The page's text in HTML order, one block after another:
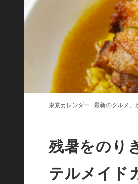
東京カレンダー | 最新のグルメ
残暑をのり
テルメイド